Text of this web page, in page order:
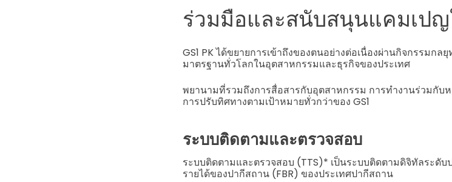
ร่วมมือและสนับสนุนแคมเป
GS1 PK ได้ขยายการเข้าถึงของตนอย่างต่อเนื่องผ่านกิจกรรมก
มาตรฐานทั่วโลกในอุตสาหกรรมและธุรกิจของประเทศ
พยานามที่รวมถึงการสื่อสารกับอุตสาหกรรม การทำงานร่วมกับ
การปรับทิศทางตามเป้าหมายทั่วกว่าของ GS1
ระบบติดตามและตรวจสอบ
ระบบติดตามและตรวจสอบ (TTS)* เป็นระบบติดตามดิจิทัลระดับ
รายได้ของปากีสถาน (FBR) ของประเทศปากีสถาน